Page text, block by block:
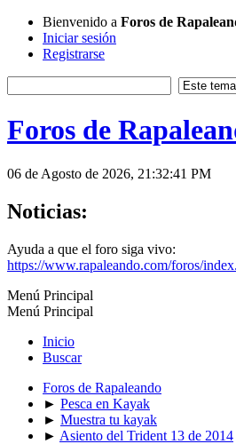
Bienvenido a Foros de
Iniciar sesión
Registrarse
Foros de
06 de Agosto de 2026, 21:32:41 PM
Noticias:
Ayuda a que el foro siga vivo:
https://www.rapaleando.com/foros/
Menú Principal
Menú Principal
Inicio
Buscar
Foros de Rapaleando
► Pesca en Kayak
► Muestra tu kayak
► Asiento del Trident 13 de 2014